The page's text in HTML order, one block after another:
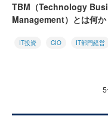
TBM（Technology
Management）とは何
IT投資 CIO IT部門経営